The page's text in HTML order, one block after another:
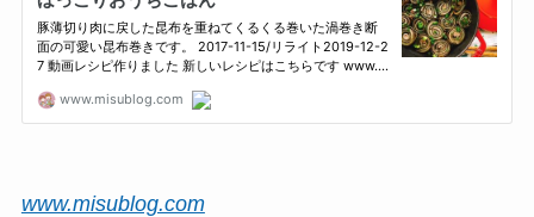
www.misublog.com